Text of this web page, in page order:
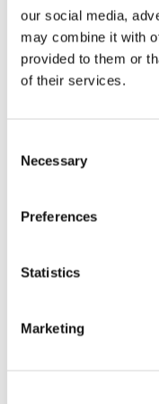
our social media,
may combine it with
provided to them or
of their services.
Selection
Necessary
Preferences
Statistics
Marketing
Dentro de la UE:
250 euros de
Compensación
Para destinos de